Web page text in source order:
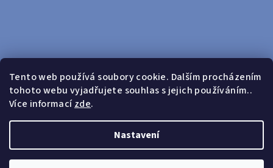
Tento web používá soubory cookie. Dalším procházením
tohoto webu vyjadřujete souhlas s jejich používáním..
Více informacízde.
Nastavení
Sledovat na Instagramu
Doprava zdarma od 599 Kč